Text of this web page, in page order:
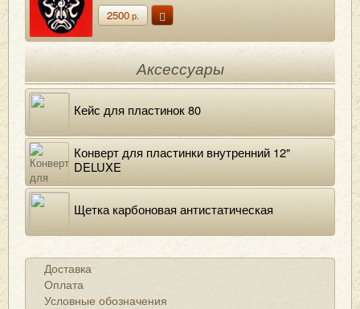
2500р.
Аксессуары
Кейс для пластинок 80
Конверт для пластинки внутренний 12"
DELUXE
Щетка карбоновая антистатическая
Доставка
Оплата
Условные обозначения